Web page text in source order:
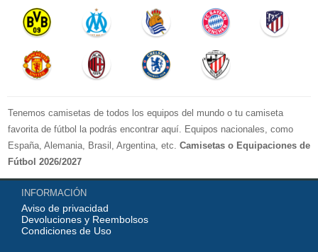
Tenemos camisetas de todos los equipos del mundo o tu camiseta
favorita de fútbol la podrás encontrar aquí. Equipos nacionales, como
España, Alemania, Brasil, Argentina, etc. Camisetas o Equipaciones de
Fútbol 2026/2027
La LIGA 2026-2027 : Real Madrid, Barcelona, Atletico Madrid, Sevilla,
Real Betis, Valencia, Athletic Bilbao, Real Sociedad, Deportivo de La
Coruna, Celta de Vigo, Cadiz, etc.
La Premier League 2026-2027 : Chelsea , Manchester City, Manchester
INFORMACIÓN
Aviso de privacidad
Devoluciones y Reembolsos
Condiciones de Uso